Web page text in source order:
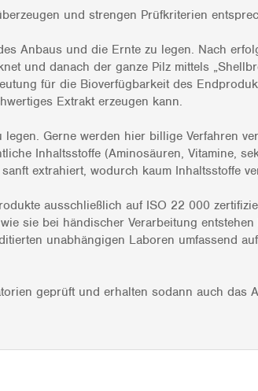
und strengen Prüfkriterien
Anbaus und die Ernte zu legen. Nach
und danach der ganze Pilz mittels
für die Bioverfügbarkeit des
Extrakt erzeugen kann.
Gerne werden hier billige Verfahren
Inhaltsstoffe (Aminosäuren, Vitamine,
extrahiert, wodurch kaum Inhaltsstoffe
ausschließlich auf ISO 22 000
sie bei händischer Verarbeitung
unabhängigen Laboren umfassend
geprüft und erhalten sodann auch das